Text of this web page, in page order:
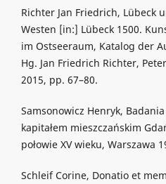
Richter Jan Friedrich, Lübeck
Westen [in:] Lübeck 1500.
im Ostseeraum, Katalog der
Hg. Jan Friedrich Richter,
2015, pp. 67–80.
Samsonowicz Henryk,
kapitałem mieszczańskim
połowie XV wieku, Warszawa
Schleif Corine, Donatio et